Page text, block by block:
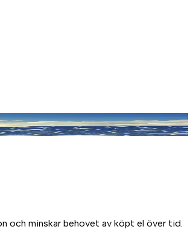
och minskar behovet av köpt el över tid.